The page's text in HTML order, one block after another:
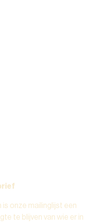
is onze mailinglijst een
te blijven van wie er in